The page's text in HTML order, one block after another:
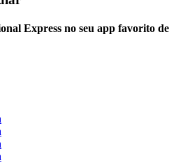
Express no seu app favorito de